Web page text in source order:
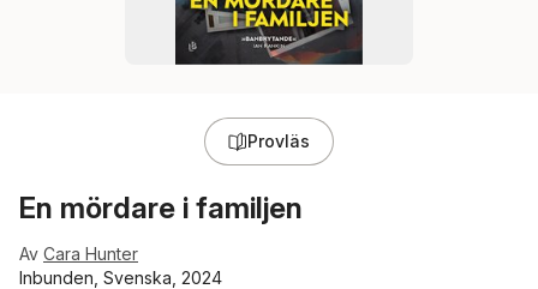
Provläs
En mördare i familjen
Av Cara Hunter
Inbunden, Svenska, 2024